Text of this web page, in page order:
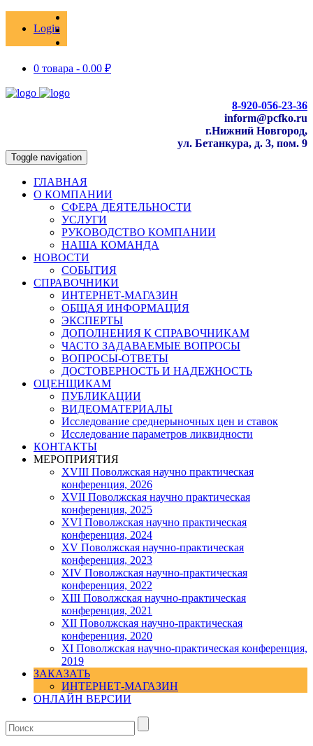
Login
0 товара - 0.00 ₽
8-920-056-23-36
inform@pcfko.ru
г.Нижний Новгород,
ул. Бетанкура, д. 3, пом. 9
Toggle navigation
ГЛАВНАЯ
О КОМПАНИИ
СФЕРА ДЕЯТЕЛЬНОСТИ
УСЛУГИ
РУКОВОДСТВО КОМПАНИИ
НАША КОМАНДА
НОВОСТИ
СОБЫТИЯ
СПРАВОЧНИКИ
ИНТЕРНЕТ-МАГАЗИН
ОБЩАЯ ИНФОРМАЦИЯ
ЭКСПЕРТЫ
ДОПОЛНЕНИЯ К СПРАВОЧНИКАМ
ЧАСТО ЗАДАВАЕМЫЕ ВОПРОСЫ
ВОПРОСЫ-ОТВЕТЫ
ДОСТОВЕРНОСТЬ И НАДЕЖНОСТЬ
ОЦЕНЩИКАМ
ПУБЛИКАЦИИ
ВИДЕОМАТЕРИАЛЫ
Исследование среднерыночных цен и ставок
Исследование параметров ликвидности
КОНТАКТЫ
МЕРОПРИЯТИЯ
XVIII Поволжская научно практическая
конференция, 2026
XVII Поволжская научно практическая
конференция, 2025
XVI Поволжская научно практическая
конференция, 2024
ХV Поволжская научно-практическая
конференция, 2023
ХIV Поволжская научно-практическая
конференция, 2022
ХIII Поволжская научно-практическая
конференция, 2021
ХII Поволжская научно-практическая
конференция, 2020
XI Поволжская научно-практическая конференция,
2019
ЗАКАЗАТЬ
ИНТЕРНЕТ-МАГАЗИН
ОНЛАЙН ВЕРСИИ